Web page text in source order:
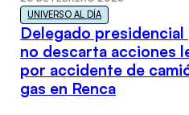
UNIVERSO AL DÍA
Delegado presidencial
no descarta acciones
por accidente de
gas en Renca